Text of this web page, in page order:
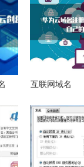
互联网域名
数字时代的
门牌与身份
标识